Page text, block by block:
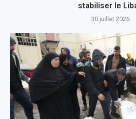
stabiliser le
30 juillet 2026